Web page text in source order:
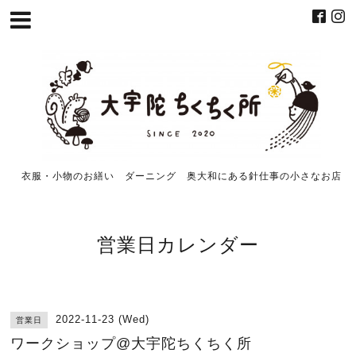
衣服・小物のお繕い ダーニング 奥大和にある針仕事の小さなお店
営業日カレンダー
営業日 2022-11-23 (Wed)
ワークショップ@大宇陀ちくちく所